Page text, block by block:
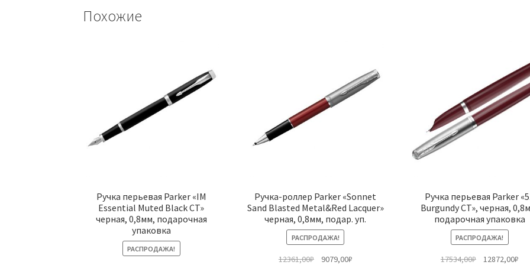
Похожие
Ручка перьевая Parker «IM
Essential Muted Black CT»
черная, 0,8мм, подарочная
упаковка
РАСПРОДАЖА!
Ручка-роллер Parker «Sonnet
Sand Blasted Metal&Red Lacquer»
черная, 0,8мм, подар. уп.
РАСПРОДАЖА!
12361,00₽ Первоначальная
9079,00₽Текущая
Ручка перьевая Parker
Burgundy CT», черная,
подарочная упаковка
РАСПРОДАЖА!
17534,00₽ 12872,00₽